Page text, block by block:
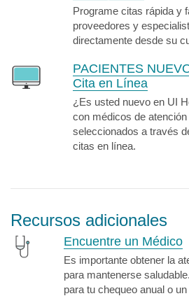
Programe citas rápida y
proveedores y
directamente desde su
PACIENTES
Cita en Línea
¿Es usted nuevo en UI
con médicos de
seleccionados a través
citas en línea.
Recursos adicionales
Encuentre un Médico
Es importante obtener la
para mantenerse
para tu chequeo anual o